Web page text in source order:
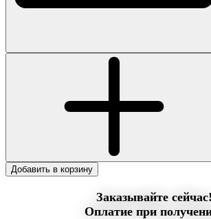
Добавить в корзину
Заказывайте сейчас!
Оплатие при